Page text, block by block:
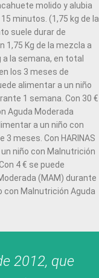
molido y alubia
minutos. (1,75 kg de la
suele durar de
1,75 Kg de la mezcla a
la semana, en total
los 3 meses de
alimentar a un niño
1 semana. Con 30 €
Aguda Moderada
a un niño con
meses. Con HARINAS
un niño con Malnutrición
4 € se puede
(MAM) durante
con Malnutrición Aguda
2012, que